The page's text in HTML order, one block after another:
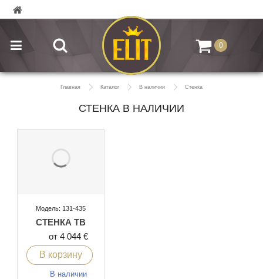
0
Главная Каталог В наличии Стенка
СТЕНКА В НАЛИЧИИ
Модель: 131-435
СТЕНКА ТВ
от 4 044 €
В корзину
В наличии